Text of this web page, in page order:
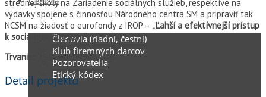
Členovia (riadni, čestní)
Klub firemných darcov
Pozorovatelia
Etický kódex
strednej školy na Zariadenie sociálnych služieb, respektíve na
výdavky spojené s činnosťou Národného centra SM a pripraviť tak
NCSM na žiadosť o eurofondy z IROP – „Ľahší a efektívnejší prístup
k sociálnym službám“.
Trvanie:
25.9.2019-23.8.2020
Detail projektu